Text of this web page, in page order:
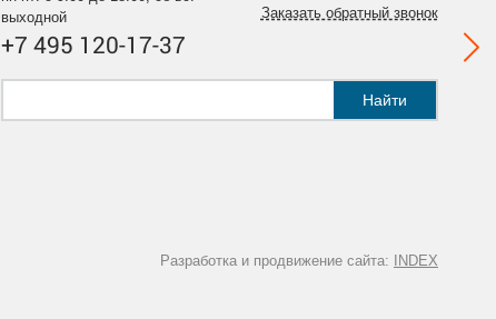
выходной
+7 495 120-17-37
Заказать обратный звонок
Найти
Разработка и продвижение сайта: INDEX